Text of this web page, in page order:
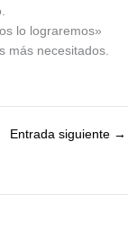
lo lograremos»
más necesitados.
Entrada siguiente →